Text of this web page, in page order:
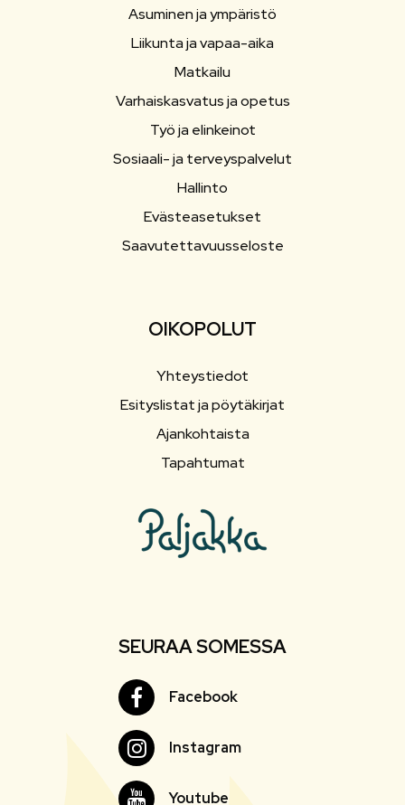
Asuminen ja ympäristö
Liikunta ja vapaa-aika
Matkailu
Varhaiskasvatus ja opetus
Työ ja elinkeinot
Sosiaali- ja terveyspalvelut
Hallinto
Evästeasetukset
Saavutettavuusseloste
OIKOPOLUT
Yhteystiedot
Esityslistat ja pöytäkirjat
Ajankohtaista
Tapahtumat
SEURAA SOMESSA
FacebookFacebook
InstagramInstagram
Youtube